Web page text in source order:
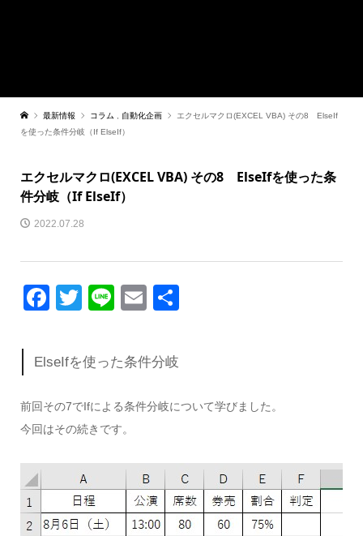
最新情報 コラム 自動化企画
エクセルマクロ(EXCEL VBA) その8 ElseIf
を使った条件分岐（If ElseIf）
エクセルマクロ(EXCEL VBA) その8 ElseIfを使った条
件分岐（If ElseIf）
2022.07.28
Facebook
Twitter
LineEmail
ElseIfを使った条件分岐
前回その7でIfによる条件分岐について学びました。
今回はその続きです。